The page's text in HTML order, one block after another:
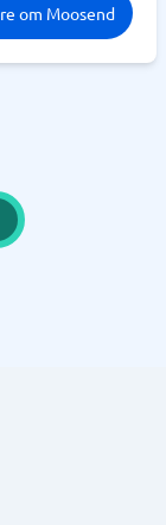
om Moosend